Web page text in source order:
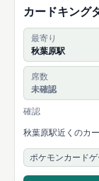
カードキング
最寄り
秋葉原駅
席数
未確認
確認
秋葉原駅近くのカ
5階の複数フロアと
ます。
ポケモンカードゲ